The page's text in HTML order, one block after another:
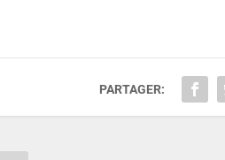
PARTAGER: